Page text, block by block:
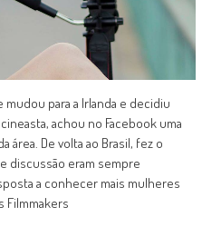
mudou para a Irlanda e decidiu
achou no Facebook uma
área. De volta ao Brasil, fez o
discussão eram sempre
a conhecer mais mulheres
Filmmakers